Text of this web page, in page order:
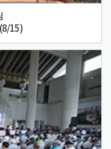
15)